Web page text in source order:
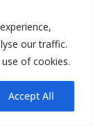
our traffic.
of cookies.
Accept All
в